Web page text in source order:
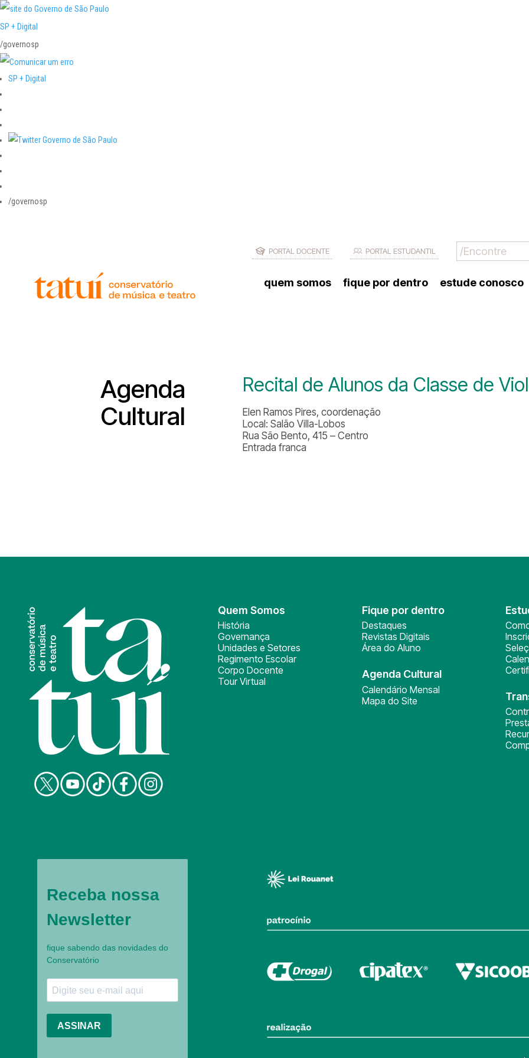
SP + Digital
/governosp
SP + Digital
/governosp
PORTAL DOCENTE PORTAL ESTUDANTIL
quem somos fique por dentro estude conosco
Agenda
Cultural
Recital de Alunos da Classe de
Elen Ramos Pires, coordenação
Local: Salão Villa-Lobos
Rua São Bento, 415 – Centro
Entrada franca
Quem Somos
História
Governança
Unidades e Setores
Regimento Escolar
Corpo Docente
Tour Virtual
Fique por dentro
Destaques
Revistas Digitais
Área do Aluno
Agenda Cultural
Calendário Mensal
Mapa do Site